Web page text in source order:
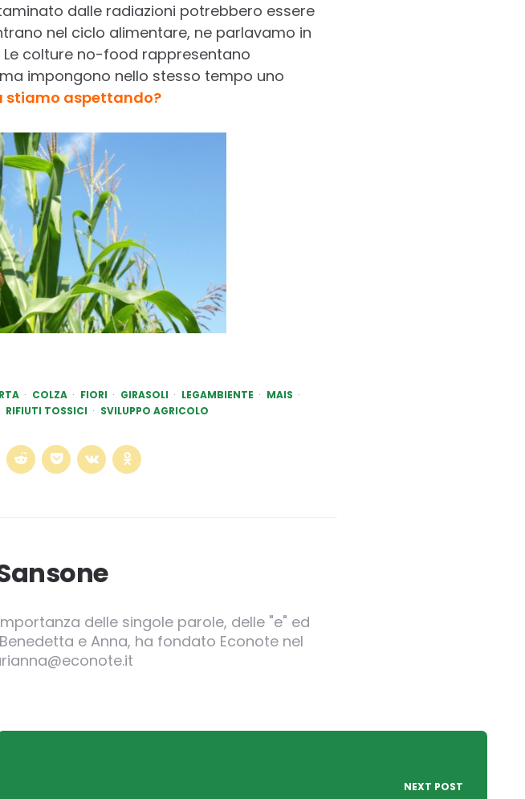
dalle radiazioni potrebbero essere
nel ciclo alimentare, ne parlavamo in
Le colture no-food rappresentano
impongono nello stesso tempo uno
stiamo aspettando?
COLZA FIORI GIRASOLI LEGAMBIENTE
MAIS
RIFIUTI TOSSICI SVILUPPO AGRICOLO
delle singole parole, delle "e" ed
e Anna, ha fondato Econote nel
NEXT POST